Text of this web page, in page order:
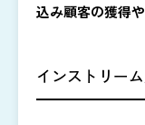
込み顧客の獲得
インストリー